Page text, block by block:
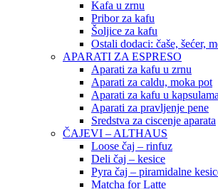
Kafa u zrnu
Pribor za kafu
Šoljice za kafu
Ostali dodaci: čaše, šećer,
APARATI ZA ESPRESO
Aparati za kafu u zrnu
Aparati za caldu, moka pot
Aparati za kafu u kapsulama
Aparati za pravljenje pene
Sredstva za ciscenje aparata
ČAJEVI – ALTHAUS
Loose čaj – rinfuz
Deli čaj – kesice
Pyra čaj – piramidalne
Matcha for Latte